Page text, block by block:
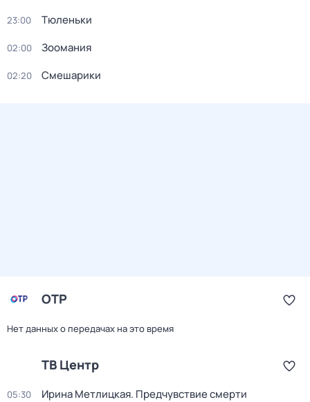
23:00 Тюленьки
02:00 Зоомания
02:20 Смешарики
ОТР
Нет данных о передачах на это время
ТВ Центр
05:30 Ирина Метлицкая. Предчувствие смерти